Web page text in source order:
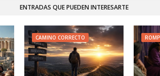
ENTRADAS QUE PUEDEN INTERESARTE
CAMINO CORRECTO